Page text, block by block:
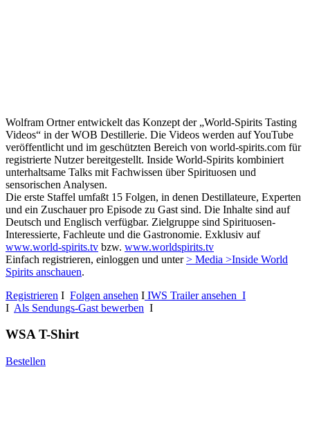
Wolfram Ortner entwickelt das Konzept der „World-Spirits Tasting
Videos“ in der WOB Destillerie. Die Videos werden auf YouTube
veröffentlicht und im geschützten Bereich von world-spirits.com für
registrierte Nutzer bereitgestellt. Inside World-Spirits kombiniert
unterhaltsame Talks mit Fachwissen über Spirituosen und
sensorischen Analysen.
Die erste Staffel umfaßt 15 Folgen, in denen Destillateure, Experten
und ein Zuschauer pro Episode zu Gast sind. Die Inhalte sind auf
Deutsch und Englisch verfügbar. Zielgruppe sind Spirituosen-
Interessierte, Fachleute und die Gastronomie. Exklusiv auf
www.world-spirits.tv bzw. www.worldspirits.tv
Einfach registrieren, einloggen und unter> Media >Inside World
Spirits anschauen.
Registrieren I Folgen ansehen I IWS Trailer ansehen I
I Als Sendungs-Gast bewerben I
WSA T-Shirt
Bestellen